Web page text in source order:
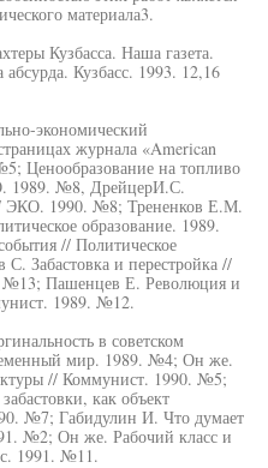
материала3.
Кузбасса. Наша газета.
Кузбасс. 1993. 12,16
экономический
журнала «American
Ценообразование на топливо
1989. №8, ДрейцерИ.С.
ЭКО. 1990. №8; Трененков Е.М.
образование. 1989.
// Политическое
Забастовка и перестройка //
№13; Пашенцев Е. Революция и
1989. №12.
в советском
мир. 1989. №4; Он же.
// Коммунист. 1990. №5;
как объект
№7; Габидулин И. Что думает
№2; Он же. Рабочий класс и
1991. №11.